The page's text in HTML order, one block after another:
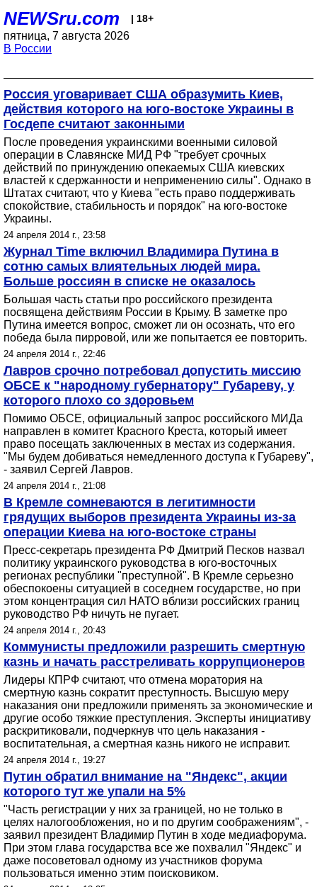
NEWSru.com | 18+
пятница, 7 августа 2026
В России
Россия уговаривает США образумить Киев,
действия которого на юго-востоке Украины в
Госдепе считают законными
После проведения украинскими военными силовой
операции в Славянске МИД РФ "требует срочных
действий по принуждению опекаемых США киевских
властей к сдержанности и неприменению силы". Однако в
Штатах считают, что у Киева "есть право поддерживать
спокойствие, стабильность и порядок" на юго-востоке
Украины.
24 апреля 2014 г., 23:58
Журнал Time включил Владимира Путина в
сотню самых влиятельных людей мира.
Больше россиян в списке не оказалось
Большая часть статьи про российского президента
посвящена действиям России в Крыму. В заметке про
Путина имеется вопрос, сможет ли он осознать, что его
победа была пирровой, или же попытается ее повторить.
24 апреля 2014 г., 22:46
Лавров срочно потребовал допустить миссию
ОБСЕ к "народному губернатору" Губареву, у
которого плохо со здоровьем
Помимо ОБСЕ, официальный запрос российского МИДа
направлен в комитет Красного Креста, который имеет
право посещать заключенных в местах из содержания.
"Мы будем добиваться немедленного доступа к Губареву",
- заявил Сергей Лавров.
24 апреля 2014 г., 21:08
В Кремле сомневаются в легитимности
грядущих выборов президента Украины из-за
операции Киева на юго-востоке страны
Пресс-секретарь президента РФ Дмитрий Песков назвал
политику украинского руководства в юго-восточных
регионах республики "преступной". В Кремле серьезно
обеспокоены ситуацией в соседнем государстве, но при
этом концентрация сил НАТО вблизи российских границ
руководство РФ ничуть не пугает.
24 апреля 2014 г., 20:43
Коммунисты предложили разрешить смертную
казнь и начать расстреливать коррупционеров
Лидеры КПРФ считают, что отмена моратория на
смертную казнь сократит преступность. Высшую меру
наказания они предложили применять за экономические и
другие особо тяжкие преступления. Эксперты инициативу
раскритиковали, подчеркнув что цель наказания -
воспитательная, а смертная казнь никого не исправит.
24 апреля 2014 г., 19:27
Путин обратил внимание на "Яндекс", акции
которого тут же упали на 5%
"Часть регистрации у них за границей, но не только в
целях налогообложения, но и по другим соображениям", -
заявил президент Владимир Путин в ходе медиафорума.
При этом глава государства все же похвалил "Яндекс" и
даже посоветовал одному из участников форума
пользоваться именно этим поисковиком.